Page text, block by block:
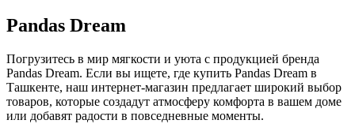
Pandas Dream
Погрузитесь в мир мягкости и уюта с продукцией бренда
Pandas Dream. Если вы ищете, где купить Pandas Dream в
Ташкенте, наш интернет-магазин предлагает широкий выбор
товаров, которые создадут атмосферу комфорта в вашем доме
или добавят радости в повседневные моменты.